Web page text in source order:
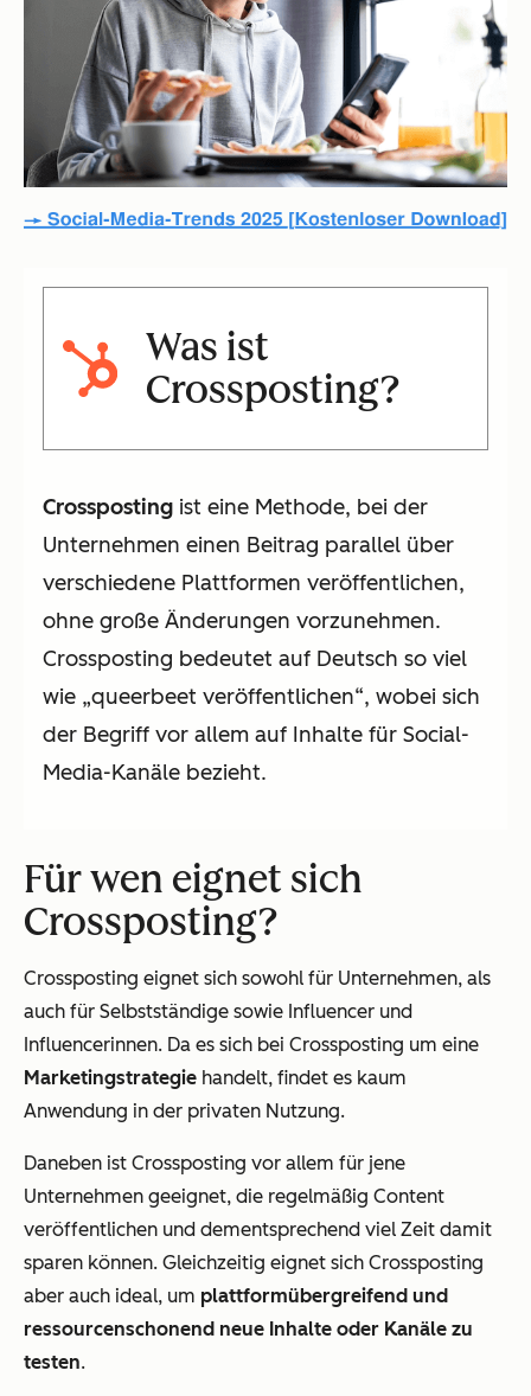
Was ist
Crossposting?
Crossposting ist eine Methode, bei der
Unternehmen einen Beitrag parallel über
verschiedene Plattformen veröffentlichen,
ohne große Änderungen vorzunehmen.
Crossposting bedeutet auf Deutsch so viel
wie „queerbeet veröffentlichen“, wobei sich
der Begriff vor allem auf Inhalte für Social-
Media-Kanäle bezieht.
Für wen eignet sich
Crossposting?
Crossposting eignet sich sowohl für Unternehmen, als
auch für Selbstständige sowie Influencer und
Influencerinnen. Da es sich bei Crossposting um eine
Marketingstrategie handelt, findet es kaum
Anwendung in der privaten Nutzung.
Daneben ist Crossposting vor allem für jene
Unternehmen geeignet, die regelmäßig Content
veröffentlichen und dementsprechend viel Zeit damit
sparen können. Gleichzeitig eignet sich Crossposting
aber auch ideal, um plattformübergreifend und
ressourcenschonend neue Inhalte oder Kanäle zu
testen.